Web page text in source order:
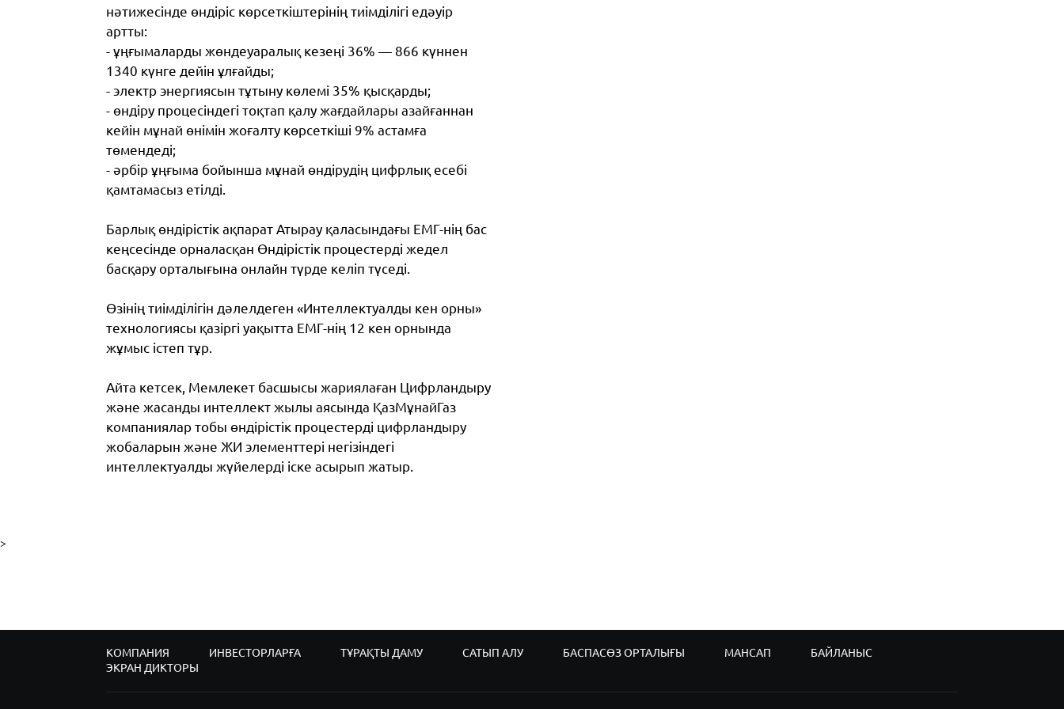
нәтижесінде өндіріс көрсеткіштерінің тиімділігі едәуір
артты:
- ұңғымаларды жөндеуаралық кезеңі 36% — 866 күннен
1340 күнге дейін ұлғайды;
- электр энергиясын тұтыну көлемі 35% қысқарды;
- өндіру процесіндегі тоқтап қалу жағдайлары азайғаннан
кейін мұнай өнімін жоғалту көрсеткіші 9% астамға
төмендеді;
- әрбір ұңғыма бойынша мұнай өндірудің цифрлық есебі
қамтамасыз етілді.
Барлық өндірістік ақпарат Атырау қаласындағы ЕМГ-нің бас
кеңсесінде орналасқан Өндірістік процестерді жедел
басқару орталығына онлайн түрде келіп түседі.
Өзінің тиімділігін дәлелдеген «Интеллектуалды кен орны»
технологиясы қазіргі уақытта ЕМГ-нің 12 кен орнында
жұмыс істеп тұр.
Айта кетсек, Мемлекет басшысы жариялаған Цифрландыру
және жасанды интеллект жылы аясында ҚазМұнайГаз
компаниялар тобы өндірістік процестерді цифрландыру
жобаларын және ЖИ элементтері негізіндегі
интеллектуалды жүйелерді іске асырып жатыр.
>
КОМПАНИЯ ИНВЕСТОРЛАРҒА ТҰРАҚТЫ ДАМУ САТЫП АЛУ БАСПАСӨЗ ОРТАЛЫҒЫ МАНСАП
БАЙЛАНЫС
ЭКРАН ДИКТОРЫ